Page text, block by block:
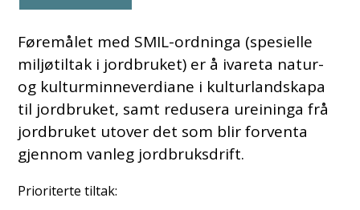
Føremålet med SMIL-ordninga (spesielle
miljøtiltak i jordbruket) er å ivareta natur-
og kulturminneverdiane i kulturlandskapa
til jordbruket, samt redusera ureininga frå
jordbruket utover det som blir forventa
gjennom vanleg jordbruksdrift.
Prioriterte tiltak: